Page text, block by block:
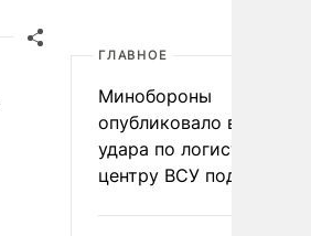
ГЛАВНОЕ
Минобороны
опубликовало видео
удара по
центру ВСУ под Киевом